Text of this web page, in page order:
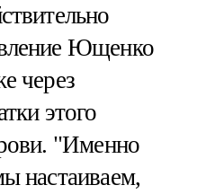
Ющенко
через
этого
"Именно
настаиваем,